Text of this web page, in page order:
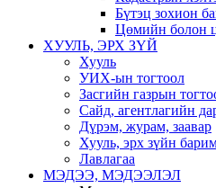
Бүтэц зохион
Цөмийн болон
ХУУЛЬ, ЭРХ ЗҮЙ
Хууль
УИХ-ын тогтоол
Засгийн газрын
Сайд, агентлагийн
Дүрэм, журам, заавар
Хууль, эрх зүйн
Лавлагаа
МЭДЭЭ, МЭДЭЭЛЭЛ